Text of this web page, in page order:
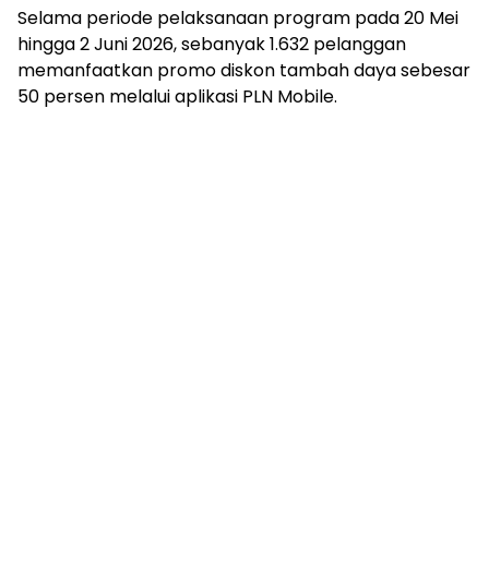
Selama periode pelaksanaan program pada 20 Mei
hingga 2 Juni 2026, sebanyak 1.632 pelanggan
memanfaatkan promo diskon tambah daya sebesar
50 persen melalui aplikasi PLN Mobile.